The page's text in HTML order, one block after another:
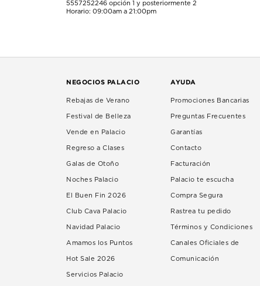
5557252246 opción 1 y posteriormente 2
Horario: 09:00am a 21:00pm
NEGOCIOS PALACIO
Rebajas de Verano
Festival de Belleza
Vende en Palacio
Regreso a Clases
Galas de Otoño
Noches Palacio
El Buen Fin 2026
Club Cava Palacio
Navidad Palacio
Amamos los Puntos
Hot Sale 2026
Servicios Palacio
AYUDA
Promociones Bancarias
Preguntas Frecuentes
Garantías
Contacto
Facturación
Palacio te escucha
Compra Segura
Rastrea tu pedido
Términos y Condiciones
Canales Oficiales de
Comunicación